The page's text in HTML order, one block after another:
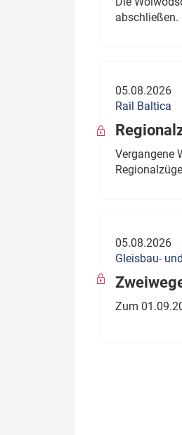
abschließen.
05.08.2026
Rail Baltica
Vergangene
05.08.2026
Gleisbau-
Zum